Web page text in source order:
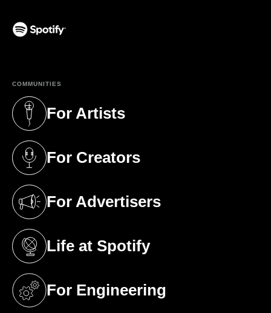
COMMUNITIES
For Artists
(opens in a new tab)
For Creators
(opens in a new tab)
For Advertisers
(opens in a new tab)
Life at Spotify
(opens in a new tab)
For Engineering
(opens in a new tab)